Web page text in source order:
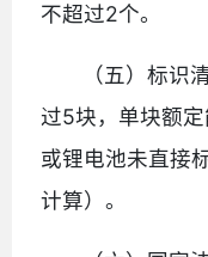
不超过2个。
（五）标识
过5块，单块额
或锂电池未直接
计算）。